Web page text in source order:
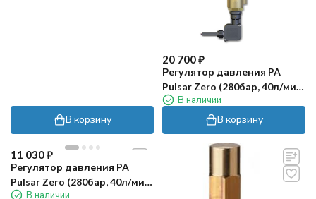
В корзину
20 700₽
Регулятор давления PA
Pulsar Zero (280бар, 40л/мин,
3/8"г-3/8"г, By-pass 3/8"г,
В наличии
В корзину
11 030₽
Регулятор давления PA
Pulsar Zero (280бар, 40л/мин,
3/8"г-3/8"г, By-pass 3/8"г)
В наличии